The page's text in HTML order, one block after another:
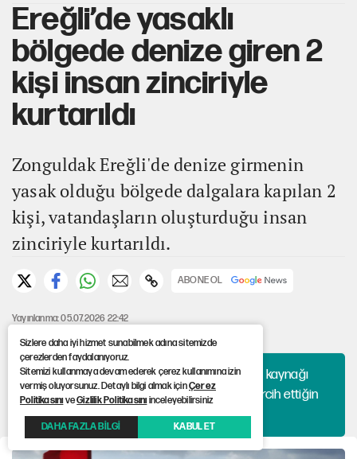
Ereğli’de yasaklı
bölgede denize giren 2
kişi insan zinciriyle
kurtarıldı
Zonguldak Ereğli'de denize girmenin
yasak olduğu bölgede dalgalara kapılan 2
kişi, vatandaşların oluşturduğu insan
zinciriyle kurtarıldı.
ABONE OL
Yayınlanma: 05.07.2026 22:42
Haberlerini algoritmaya bırakma, hangi kaynağı
okuyacağına sen karar ver. 12punto'yu tercih ettiğin
kaynaklar arasına ekle!
Sizlere daha iyi hizmet sunabilmek adına sitemizde
çerezlerden faydalanıyoruz.
Sitemizi kullanmaya devam ederek çerez kullanımına izin
vermiş oluyorsunuz. Detaylı bilgi almak içinÇerez
PolitikasınıveGizlilik Politikasınıinceleyebilirsiniz
DAHA FAZLA BİLGİ KABUL ET